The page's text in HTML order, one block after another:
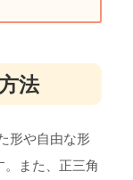
法
形や自由な形
また、正三角